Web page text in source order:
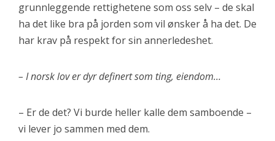
grunnleggende rettighetene som oss selv – de skal
ha det like bra på jorden som vil ønsker å ha det. De
har krav på respekt for sin annerledeshet.
– I norsk lov er dyr definert som ting, eiendom…
– Er de det? Vi burde heller kalle dem samboende –
vi lever jo sammen med dem.